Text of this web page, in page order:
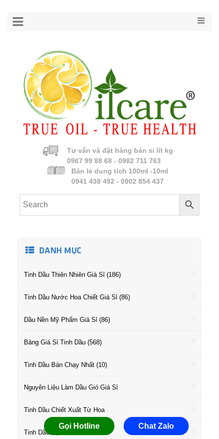
Tư vấn và đặt hàng bán sỉ lít kg
0967 99 88 68 - 0982 711 763
Bán lẻ dung tích 100ml -10ml
0941 438 492 - 0902 854 437
DANH MỤC
Tinh Dầu Thiên Nhiên Giá Sỉ (186)
Tinh Dầu Nước Hoa Chiết Giá Sỉ (86)
Dầu Nền Mỹ Phẩm Giá Sỉ (86)
Bảng Giá Sỉ Tinh Dầu (568)
Tinh Dầu Bán Chạy Nhất (10)
Nguyên Liệu Làm Dầu Gió Giá Sỉ
Tinh Dầu Chiết Xuất Từ Hoa
Tinh Dầu Họ Gỗ Giá Sỉ
Gọi Hotline Chat Zalo